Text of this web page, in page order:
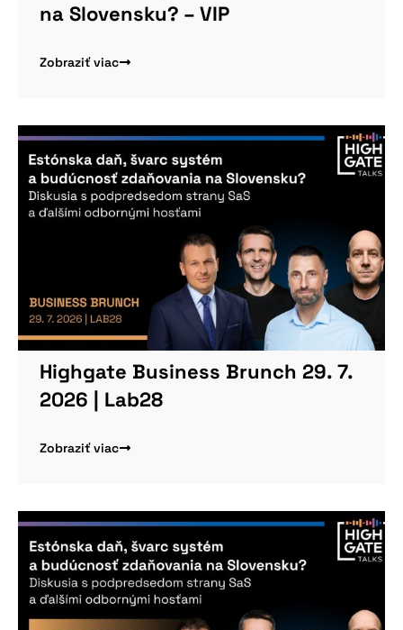
na Slovensku? – VIP
Zobraziť viac
Highgate Business Brunch 29. 7.
2026 | Lab28
Zobraziť viac
konferenciu
Viac informácií